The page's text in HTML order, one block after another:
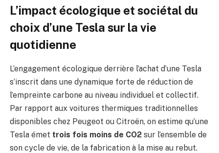
L’impact écologique et sociétal du
choix d’une Tesla sur la vie
quotidienne
L’engagement écologique derrière l’achat d’une Tesla
s’inscrit dans une dynamique forte de réduction de
l’empreinte carbone au niveau individuel et collectif.
Par rapport aux voitures thermiques traditionnelles
disponibles chez Peugeot ou Citroën, on estime qu’une
Tesla émet trois fois moins de CO2 sur l’ensemble de
son cycle de vie, de la fabrication à la mise au rebut.